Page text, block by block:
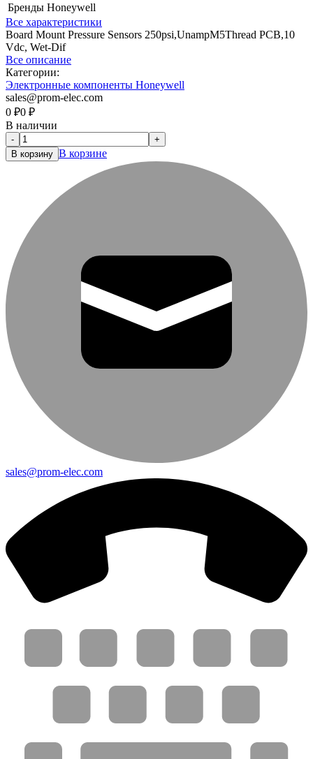
Бренды Honeywell
Все характеристики
Board Mount Pressure Sensors 250psi,UnampM5Thread PCB,10
Vdc, Wet-Dif
Все описание
Категории:
Электронные компоненты Honeywell
sales@prom-elec.com
0 ₽0 ₽
В наличии
-
+
В корзину В корзине
sales@prom-elec.com